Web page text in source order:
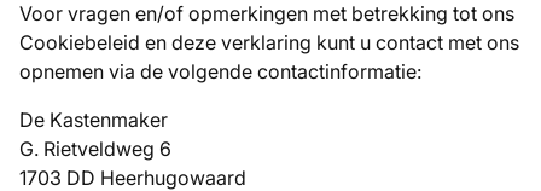
Voor vragen en/of opmerkingen met betrekking tot ons
Cookiebeleid en deze verklaring kunt u contact met ons
opnemen via de volgende contactinformatie:
De Kastenmaker
G. Rietveldweg 6
1703 DD Heerhugowaard